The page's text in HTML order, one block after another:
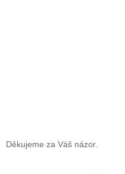
Děkujeme za Váš názor.